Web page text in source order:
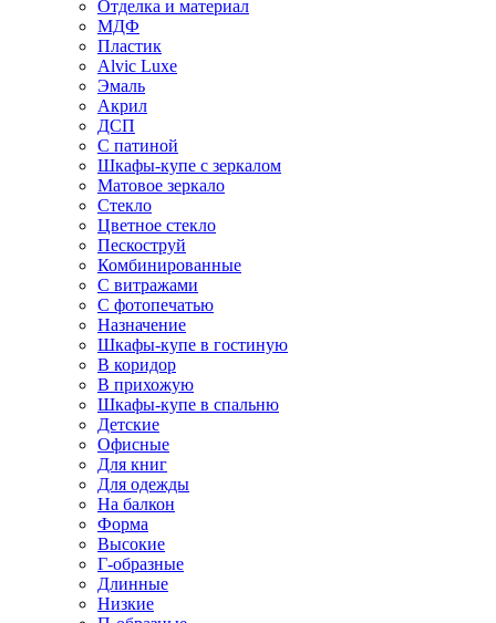
Отделка и материал
МДФ
Пластик
Alvic Luxe
Эмаль
Акрил
ДСП
С патиной
Шкафы-купе с зеркалом
Матовое зеркало
Стекло
Цветное стекло
Пескоструй
Комбинированные
С витражами
С фотопечатью
Назначение
Шкафы-купе в гостиную
В коридор
В прихожую
Шкафы-купе в спальню
Детские
Офисные
Для книг
Для одежды
На балкон
Форма
Высокие
Г-образные
Длинные
Низкие